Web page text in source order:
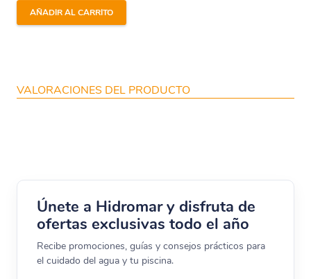
AÑADIR AL CARRITO
VALORACIONES DEL PRODUCTO
Únete a Hidromar y disfruta de
ofertas exclusivas todo el año
Recibe promociones, guías y consejos prácticos para
el cuidado del agua y tu piscina.